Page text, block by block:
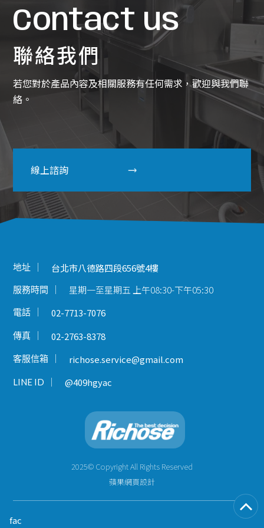
Contact us
聯絡我們
若您對於產品內容及相關服務有任何需求，歡迎與我們聯
絡。
線上諮詢
地址 台北市八德路四段656號4樓
服務時間 星期一至星期五 上午08:30-下午05:30
電話 02-7713-7076
傳真 02-2763-8378
客服信箱 richose.service@gmail.com
LINE ID @409hgyac
2025© Copyright All Rights Reserved
蘋果網頁設計
fac